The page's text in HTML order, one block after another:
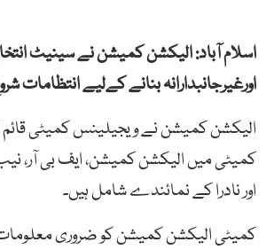
اسلام آباد: الیکشن کمیشن نے سینیٹ
اورغیرجانبدارانہ بنانے کےلیے انتظامات
الیکشن کمیشن نے ویجیلینس کمیٹی
کمیٹی میں الیکشن کمیشن، ایف بی آر،
اور نادرا کے نمائندے شامل ہیں۔
کمیٹی الیکشن کمیشن کو ضروری معلومات